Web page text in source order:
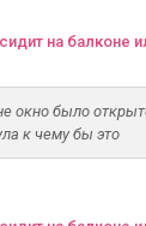
на балконе
окно было
к чему бы это